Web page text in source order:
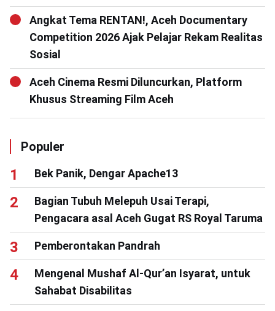
Angkat Tema RENTAN!, Aceh Documentary
Competition 2026 Ajak Pelajar Rekam Realitas
Sosial
Aceh Cinema Resmi Diluncurkan, Platform
Khusus Streaming Film Aceh
Populer
Bek Panik, Dengar Apache13
Bagian Tubuh Melepuh Usai Terapi,
Pengacara asal Aceh Gugat RS Royal Taruma
Pemberontakan Pandrah
Mengenal Mushaf Al-Qur’an Isyarat, untuk
Sahabat Disabilitas